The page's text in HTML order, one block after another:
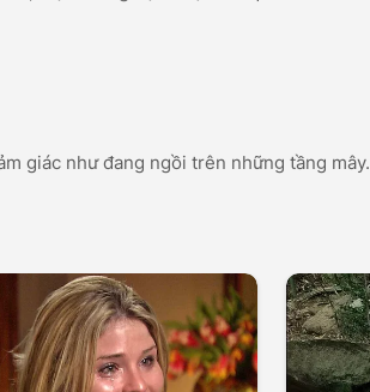
giác như đang ngồi trên những tầng mây.